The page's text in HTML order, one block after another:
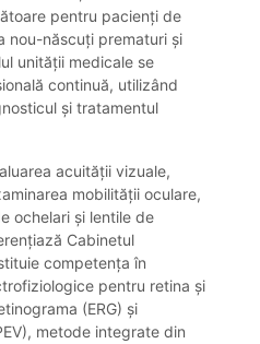
pentru pacienți de
nou-născuți prematuri și
unității medicale se
continuă, utilizând
și tratamentul
acuității vizuale,
mobilității oculare,
ochelari și lentile de
Cabinetul
competența în
pentru retina și
(ERG) și
metode integrate din